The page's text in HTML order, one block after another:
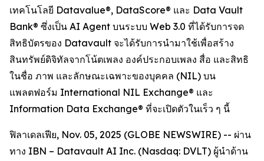
เทคโนโลยี Datavalue®, DataScore® และ Data Vault
Bank® ซึ่งเป็น AI Agent บนระบบ Web 3.0 ที่ได้รับการจด
สิทธิบัตรของ Datavault จะได้รับการนำมาใช้เพื่อสร้าง
สินทรัพย์ดิจิทัลจากโน้ตเพลง องค์ประกอบเพลง สื่อ และสิทธิ
ในชื่อ ภาพ และลักษณะเฉพาะของบุคคล (NIL) บน
แพลตฟอร์ม International NIL Exchange® และ
Information Data Exchange® ที่จะเปิดตัวในเร็ว ๆ นี้
ฟิลาเดลเฟีย, Nov. 05, 2025 (GLOBE NEWSWIRE) -- ผ่าน
ทาง IBN – Datavault AI Inc. (Nasdaq: DVLT) ผู้นำด้าน